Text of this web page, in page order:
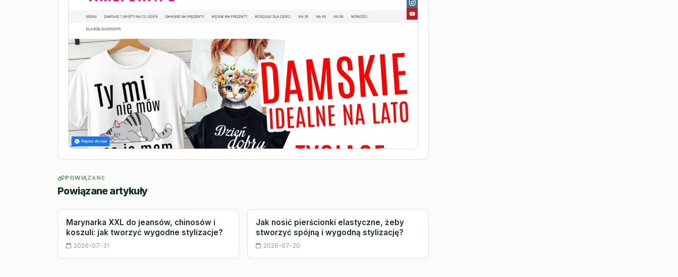
POWIĄZANE
Powiązane artykuły
Marynarka XXL do jeansów, chinosów i
koszuli: jak tworzyć wygodne stylizacje?
2026-07-31
Jak nosić pierścionki elastyczne, żeby
stworzyć spójną i wygodną stylizację?
2026-07-20